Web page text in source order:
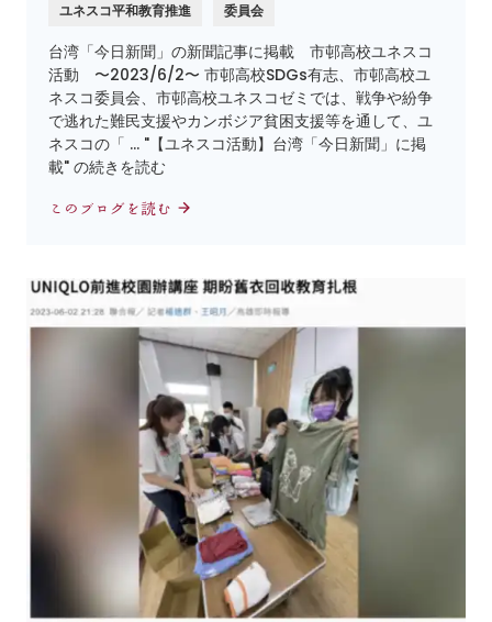
ユネスコ平和教育推進 委員会
台湾「今日新聞」の新聞記事に掲載 市邨高校ユネスコ
活動 〜2023/6/2〜 市邨高校SDGs有志、市邨高校ユ
ネスコ委員会、市邨高校ユネスコゼミでは、戦争や紛争
で逃れた難民支援やカンボジア貧困支援等を通して、ユ
ネスコの「 … "【ユネスコ活動】台湾「今日新聞」に掲
載" の続きを読む
このブログを読む